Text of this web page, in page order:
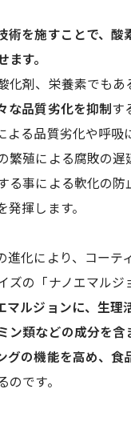
術を施すことで、酸
す。
化剤、栄養素でもあ
な品質劣化を抑制す
よる品質劣化や呼吸
繁殖による腐敗の遅
る事による軟化の防
揮します。
進化により、コーテ
ズの「ナノエマルジ
マルジョンに、生理
ン類などの成分を含
グの機能を高め、食
のです。